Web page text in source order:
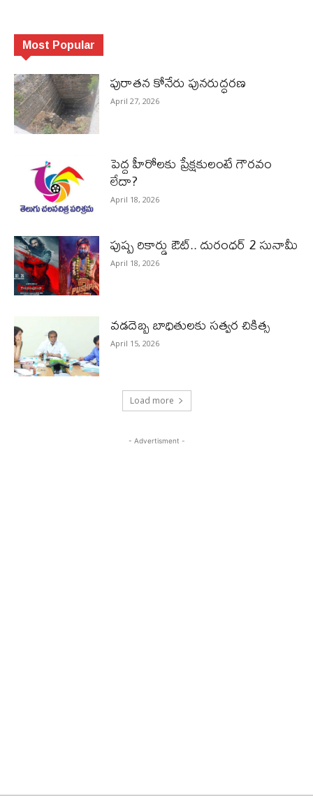
Most Popular
పురాత‌న కోనేరు పున‌రుద్ధ‌ర‌ణ
April 27, 2026
పెద్ద హీరోల‌కు ప్రేక్ష‌కులంటే గౌర‌వం
లేదా?
April 18, 2026
పుష్ప రికార్డు ఔట్‌.. దురంధ‌ర్ 2 సునామీ
April 18, 2026
వడదెబ్బ బాధితులకు సత్వర చికిత్స
April 15, 2026
Load more
- Advertisment -